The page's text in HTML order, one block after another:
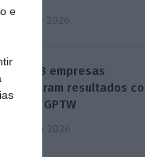
e
5 Agosto 2026
23 empresas
alcançaram resultados
modelo GPTW
6 Agosto 2026